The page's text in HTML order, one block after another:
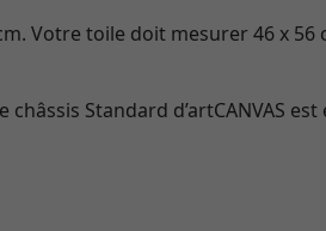
Votre toile doit mesurer 46 x 56
Standard d’artCANVAS